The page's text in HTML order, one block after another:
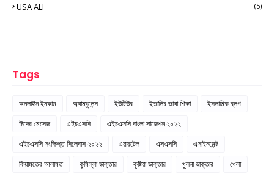
USA ALl (5)
Tags
অনলাইন ইনকাম অ্যাম্বুলেন্স ইউটিউব ইতালির ভাষা শিক্ষা
ইসলামিক ব্লগ
ঈদের মেসেজ
এইচএসসি
এইচএসসি বাংলা সাজেশন ২০২২
এইচএসসি সংক্ষিপ্ত সিলেবাস ২০২২
এয়ারটেল এসএসসি
এসাইনমেন্ট
কিয়ামতের আলামত
কুমিল্লা ডাক্তার কুষ্টিয়া ডাক্তার খুলনা ডাক্তার
খেলা